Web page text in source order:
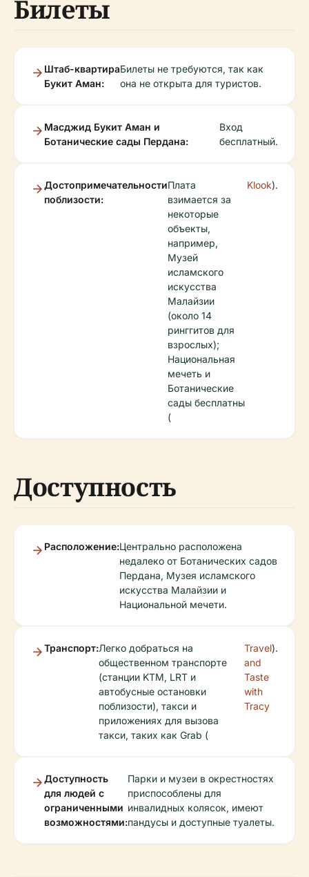
Билеты
Штаб-квартира
Букит Аман:
Билеты не требуются, так как
она не открыта для туристов.
Масджид Букит Аман и
Ботанические сады Пердана:
Вход
бесплатный.
Достопримечательности
поблизости:
Плата
взимается за
некоторые
объекты,
например,
Музей
исламского
искусства
Малайзии
(около 14
ринггитов для
взрослых);
Национальная
мечеть и
Ботанические
сады бесплатны
(
Klook).
Доступность
Расположение:Центрально расположена
недалеко от Ботанических садов
Пердана, Музея исламского
искусства Малайзии и
Национальной мечети.
Транспорт:Легко добраться на
общественном транспорте
(станции KTM, LRT и
автобусные остановки
поблизости), такси и
приложениях для вызова
такси, таких как Grab (
Travel
and
Taste
with
Tracy
).
Доступность
для людей с
ограниченными
возможностями:
Парки и музеи в окрестностях
приспособлены для
инвалидных колясок, имеют
пандусы и доступные туалеты.